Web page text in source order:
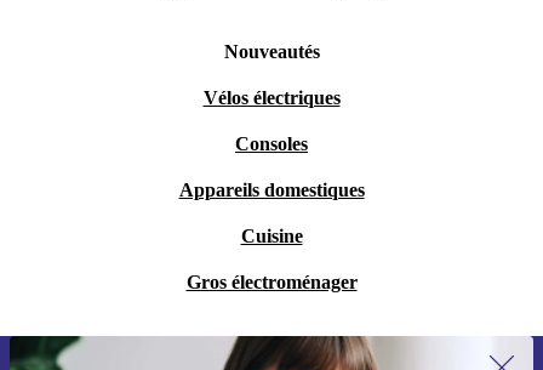
Nouveautés
Vélos électriques
Consoles
Appareils domestiques
Cuisine
Gros électroménager